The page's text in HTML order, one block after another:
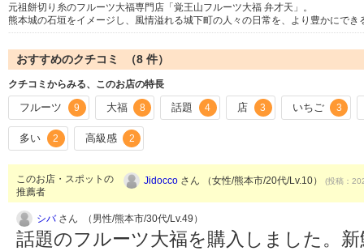
元祖餅切り糸のフルーツ大福専門店「覚王山フルーツ大福 弁才天」。
熊本城の石垣をイメージし、風情溢れる城下町の人々の日常を、より豊かにで
おすすめのクチコミ （8 件）
クチコミからみる、このお店の特長
フルーツ 9 大福 8 話題 4 店 3 いちご 3
多い 2 高級感 2
このお店・スポットの
推薦者
Jidocco さん （女性/熊本市/20代/Lv.10） (投稿：
シバさん （男性/熊本市/30代/Lv.49）
話題のフルーツ大福を購入しました。